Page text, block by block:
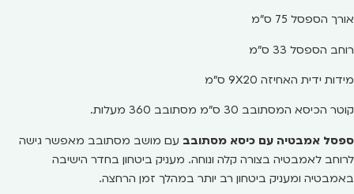
אורך הספסל 75 ס"מ
רוחב הספסל 33 ס"מ
מידות ידית האחיזה 9X20 ס"מ
קוטר הכיסא המסתובב 30 ס"מ מסתובב 360 מעלות.
ספסל אמבטיה עם כיסא מסתובב עם מושב מסתובב מאפשר גישה
לרוחב לאמבטיה בצורה קלה ונוחה. מעניק ביטחון בחדר הישיבה
באמבטיה ומעניק ביטחון רב יותר במהלך זמן הרחצה.